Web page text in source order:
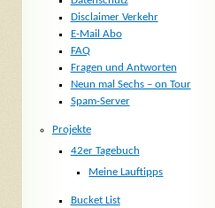
Disclaimer Verkehr
E-Mail Abo
FAQ
Fragen und Antworten
Neun mal Sechs – on Tour
Spam-Server
Projekte
42er Tagebuch
Meine Lauftipps
Bucket List